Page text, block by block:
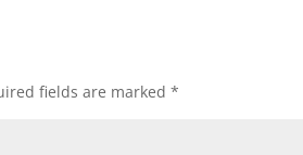
fields are marked*